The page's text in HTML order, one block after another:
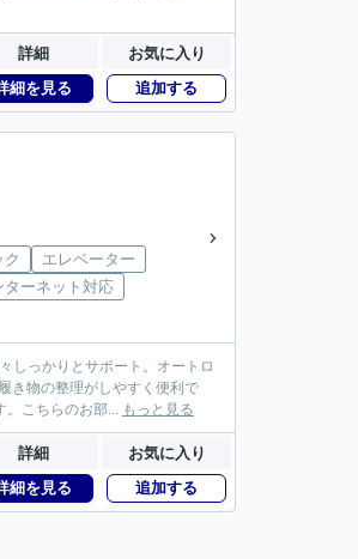
詳細 お気に入り
細を見る 追加する
ク
エレベーター
ターネット対応
しっかりとサポート。オートロ
き物の整理がしやすく便利で
。こちらのお部... もっと見る
詳細 お気に入り
細を見る 追加する